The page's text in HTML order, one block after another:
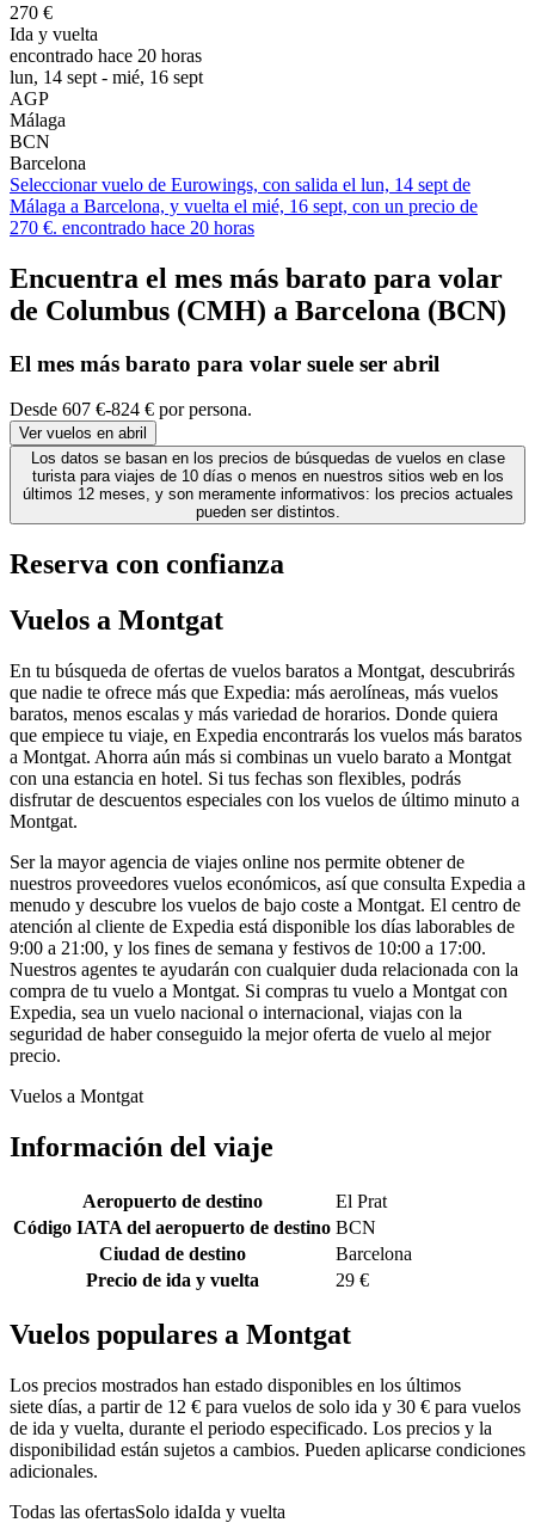
270 €
Ida y vuelta
encontrado hace 20 horas
lun, 14 sept - mié, 16 sept
AGP
Málaga
BCN
Barcelona
Seleccionar vuelo de Eurowings, con salida el lun, 14 sept de
Málaga a Barcelona, y vuelta el mié, 16 sept, con un precio de
270 €. encontrado hace 20 horas
Encuentra el mes más barato para volar
de Columbus (CMH) a Barcelona (BCN)
El mes más barato para volar suele ser abril
Desde 607 €-824 € por persona.
Ver vuelos en abril
Los datos se basan en los precios de búsquedas de vuelos en clase
turista para viajes de 10 días o menos en nuestros sitios web en los
últimos 12 meses, y son meramente informativos: los precios actuales
pueden ser distintos.
Reserva con confianza
Vuelos a Montgat
En tu búsqueda de ofertas de vuelos baratos a Montgat, descubrirás
que nadie te ofrece más que Expedia: más aerolíneas, más vuelos
baratos, menos escalas y más variedad de horarios. Donde quiera
que empiece tu viaje, en Expedia encontrarás los vuelos más baratos
a Montgat. Ahorra aún más si combinas un vuelo barato a Montgat
con una estancia en hotel. Si tus fechas son flexibles, podrás
disfrutar de descuentos especiales con los vuelos de último minuto a
Montgat.
Ser la mayor agencia de viajes online nos permite obtener de
nuestros proveedores vuelos económicos, así que consulta Expedia a
menudo y descubre los vuelos de bajo coste a Montgat. El centro de
atención al cliente de Expedia está disponible los días laborables de
9:00 a 21:00, y los fines de semana y festivos de 10:00 a 17:00.
Nuestros agentes te ayudarán con cualquier duda relacionada con la
compra de tu vuelo a Montgat. Si compras tu vuelo a Montgat con
Expedia, sea un vuelo nacional o internacional, viajas con la
seguridad de haber conseguido la mejor oferta de vuelo al mejor
precio.
Vuelos a Montgat
Información del viaje
Aeropuerto de destino
El Prat
Código IATA del aeropuerto de destino BCN
Ciudad de destino
Barcelona
Precio de ida y vuelta
29 €
Vuelos populares a Montgat
Los precios mostrados han estado disponibles en los últimos
siete días, a partir de 12 € para vuelos de solo ida y 30 € para vuelos
de ida y vuelta, durante el periodo especificado. Los precios y la
disponibilidad están sujetos a cambios. Pueden aplicarse condiciones
adicionales.
Todas las ofertasSolo idaIda y vuelta